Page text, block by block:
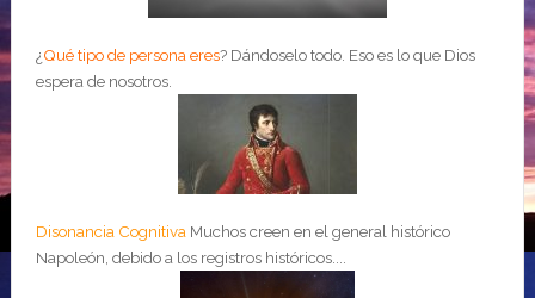
¿Qué tipo de persona eres? Dándoselo todo. Eso es lo que Dios
espera de nosotros.
Disonancia Cognitiva Muchos creen en el general histórico
Napoleón, debido a los registros históricos....